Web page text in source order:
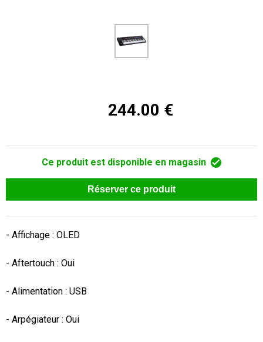
244.00 €
Ce produit est disponible en magasin
Réserver ce produit
- Affichage : OLED
- Aftertouch : Oui
- Alimentation : USB
- Arpégiateur : Oui